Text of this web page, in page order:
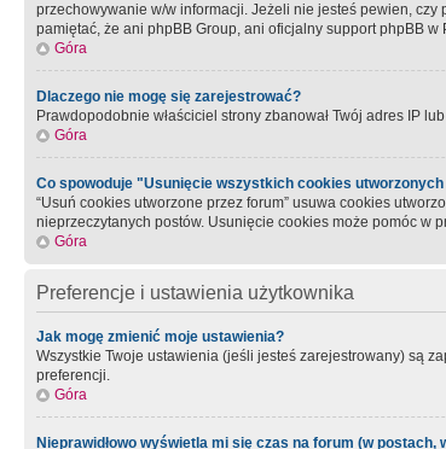
przechowywanie w/w informacji. Jeżeli nie jesteś pewien,
pamiętać, że ani phpBB Group, ani oficjalny support phpBB
Góra
Dlaczego nie mogę się zarejestrować?
Prawdopodobnie właściciel strony zbanował Twój adres IP
Góra
Co spowoduje "Usunięcie wszystkich cookies
“Usuń cookies utworzone przez forum” usuwa cookies
nieprzeczytanych postów. Usunięcie cookies może pomóc w
Góra
Preferencje i ustawienia użytkownika
Jak mogę zmienić moje ustawienia?
Wszystkie Twoje ustawienia (jeśli jesteś zarejestrowany) są
preferencji.
Góra
Nieprawidłowo wyświetla mi się czas na forum (w postach,